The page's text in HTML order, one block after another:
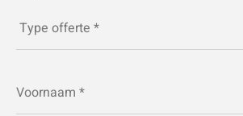
Type
offerte
Naam